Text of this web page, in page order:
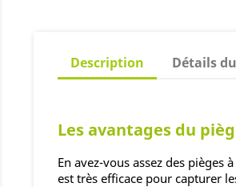
Description Détails
Les avantages du
En avez-vous assez des
est très efficace pour capturer